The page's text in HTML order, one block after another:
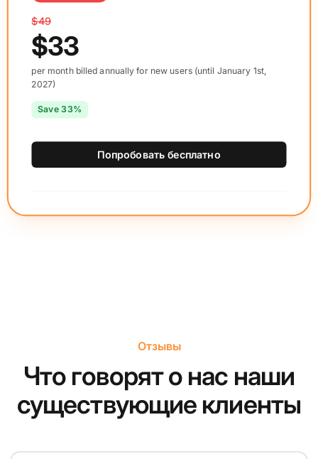
$49
$33
per month billed annually for new users (until January 1st,
2027)
Save 33%
Попробовать бесплатно
Отзывы
Что говорят о нас наши
существующие клиенты